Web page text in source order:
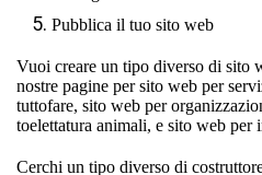
Pubblica il tuo sito web
Vuoi creare un tipo diverso di sito
nostre pagine persito web per
tuttofare, sito web per
toelettatura animali, e sito web per
Cerchi un tipo diverso di